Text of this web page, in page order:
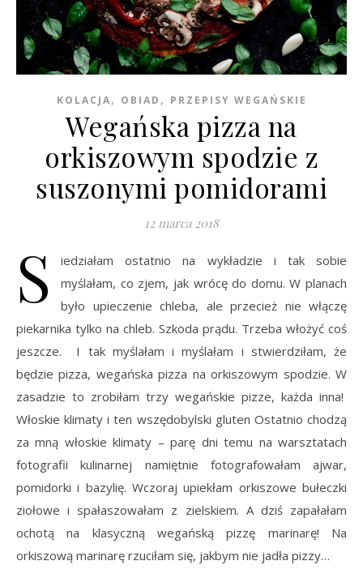
KOLACJA, OBIAD , PRZEPISY WEGAŃSKIE
Wegańska pizza na
orkiszowym spodzie z
suszonymi pomidorami
12 marca 2018
S
iedziałam ostatnio na wykładzie i tak sobie
myślałam, co zjem, jak wrócę do domu. W planach
było upieczenie chleba, ale przecież nie włączę
piekarnika tylko na chleb. Szkoda prądu. Trzeba włożyć coś
jeszcze. I tak myślałam i myślałam i stwierdziłam, że
będzie pizza, wegańska pizza na orkiszowym spodzie. W
zasadzie to zrobiłam trzy wegańskie pizze, każda inna!
Włoskie klimaty i ten wszędobylski gluten Ostatnio chodzą
za mną włoskie klimaty – parę dni temu na warsztatach
fotografii kulinarnej namiętnie fotografowałam ajwar,
pomidorki i bazylię. Wczoraj upiekłam orkiszowe bułeczki
ziołowe i spałaszowałam z zielskiem. A dziś zapałałam
ochotą na klasyczną wegańską pizzę marinarę! Na
orkiszową marinarę rzuciłam się, jakbym nie jadła pizzy…